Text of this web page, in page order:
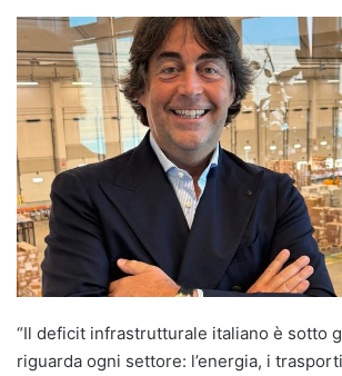
“Il deficit infrastrutturale italiano è sotto
riguarda ogni settore: l’energia, i